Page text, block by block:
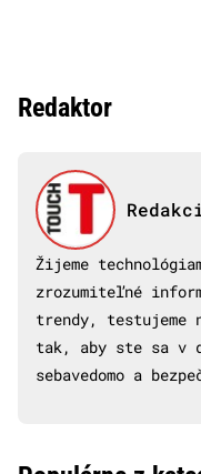
Redaktor
Žijeme
zrozumiteľné
trendy, testujeme
tak, aby ste sa v
sebavedomo a